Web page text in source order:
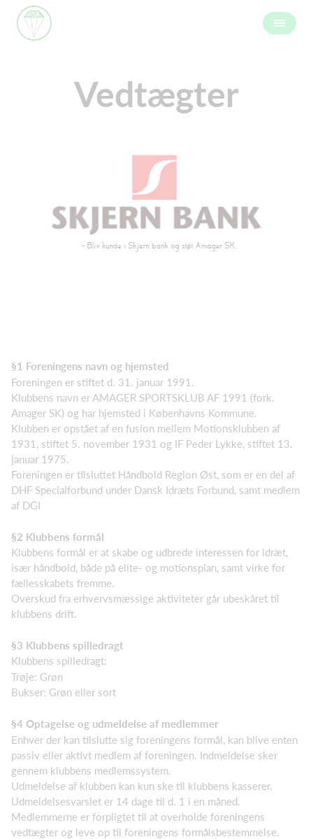
Vedtægter
§1 Foreningens navn og hjemsted
Foreningen er stiftet d. 31. januar 1991.
Klubbens navn er AMAGER SPORTSKLUB AF 1991 (fork.
Amager SK) og har hjemsted i Københavns Kommune.
Klubben er opstået af en fusion mellem Motionsklubben af
1931, stiftet 5. november 1931 og IF Peder Lykke, stiftet 13.
januar 1975.
Foreningen er tilsluttet Håndbold Region Øst, som er en del af
DHF Specialforbund under Dansk Idræts Forbund, samt medlem
af DGI
§2 Klubbens formål
Klubbens formål er at skabe og udbrede interessen for idræt,
især håndbold, både på elite- og motionsplan, samt virke for
fællesskabets fremme.
Overskud fra erhvervsmæssige aktiviteter går ubeskåret til
klubbens drift.
§3 Klubbens spilledragt
Klubbens spilledragt:
Trøje: Grøn
Bukser: Grøn eller sort
§4 Optagelse og udmeldelse af medlemmer
Enhver der kan tilslutte sig foreningens formål, kan blive enten
passiv eller aktivt medlem af foreningen. Indmeldelse sker
gennem klubbens medlemssystem.
Udmeldelse af klubben kan kun ske til klubbens kasserer.
Udmeldelsesvarslet er 14 dage til d. 1 i en måned.
Medlemmerne er forpligtet til at overholde foreningens
vedtægter og leve op til foreningens formålsbestemmelse.